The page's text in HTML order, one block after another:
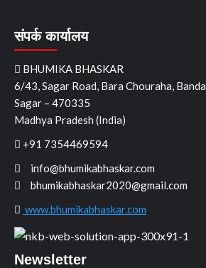
संपर्क कार्यालय
BHUMIKA BHASKAR
6/43, Sagar Road, Bara Chouraha, Banda
Sagar – 470335
Madhya Pradesh (India)
+91 7354469594
info@bhumikabhaskar.com
bhumikabhaskar2020@gmail.com
www.bhumikabhaskar.com
Newsletter